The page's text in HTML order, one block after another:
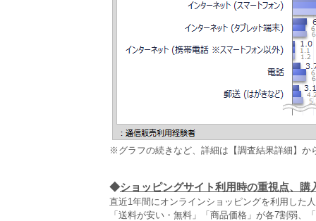
※グラフの続きなど、詳細は【調査結果詳細】か
◆ショッピングサイト利用時の重視点、購
直近1年間にオンラインショッピングを利用した
「送料が安い・無料」「商品価格」が各7割弱、